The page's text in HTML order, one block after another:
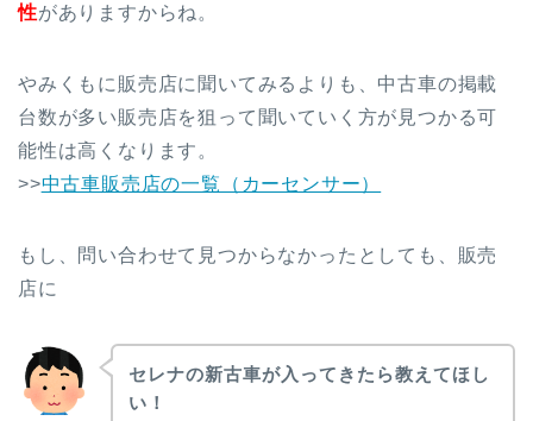
性がありますからね。
やみくもに販売店に聞いてみるよりも、中古車の掲載
台数が多い販売店を狙って聞いていく方が見つかる可
能性は高くなります。
>>中古車販売店の一覧（カーセンサー）
もし、問い合わせて見つからなかったとしても、販売
店に
セレナの新古車が入ってきたら教えてほし
い！